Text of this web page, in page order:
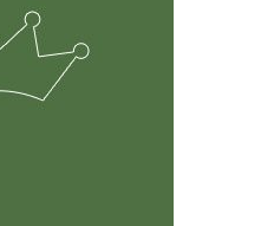
por rancheros y
ha existido por 15 años.